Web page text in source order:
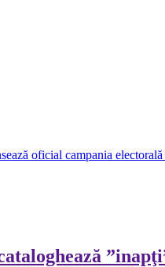
oficial campania